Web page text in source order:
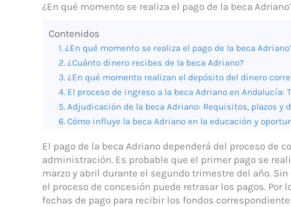
¿En qué momento se realiza el pago de la beca
Contenidos
¿En qué momento se realiza el pago de la beca
¿Cuánto dinero recibes de la beca Adriano?
¿En qué momento realizan el depósito del dinero
El proceso de ingreso a la beca Adriano en Andalucía:
Adjudicación de la beca Adriano: Requisitos, plazos y
Cómo influye la beca Adriano en la educación y
El pago de la beca Adriano dependerá del proceso de
administración. Es probable que el primer pago se
marzo y abril durante el segundo trimestre del año.
el proceso de concesión puede retrasar los pagos. Por
fechas de pago para recibir los fondos